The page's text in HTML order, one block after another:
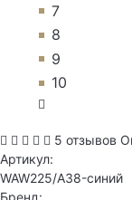
7
8
9
10
5 отзывов
Артикул:
WAW225/A38-синий
Бренд: